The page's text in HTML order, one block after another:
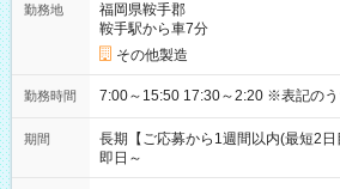
勤務地
福岡県鞍手郡
鞍手駅から車7分
その他製造
勤務時間 7:00～15:50 17:30
期間
長期【ご応募から1週間以内(最短2日
即日～